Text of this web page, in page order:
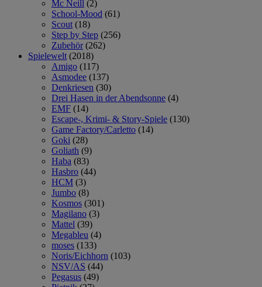
Mc Neill (2)
School-Mood (61)
Scout (18)
Step by Step (256)
Zubehör (262)
Spielewelt (2018)
Amigo (117)
Asmodee (137)
Denkriesen (30)
Drei Hasen in der Abendsonne (4)
EMF (14)
Escape-, Krimi- & Story-Spiele (130)
Game Factory/Carletto (14)
Goki (28)
Goliath (9)
Haba (83)
Hasbro (44)
HCM (3)
Jumbo (8)
Kosmos (301)
Magilano (3)
Mattel (39)
Megableu (4)
moses (133)
Noris/Eichhorn (103)
NSV/AS (44)
Pegasus (49)